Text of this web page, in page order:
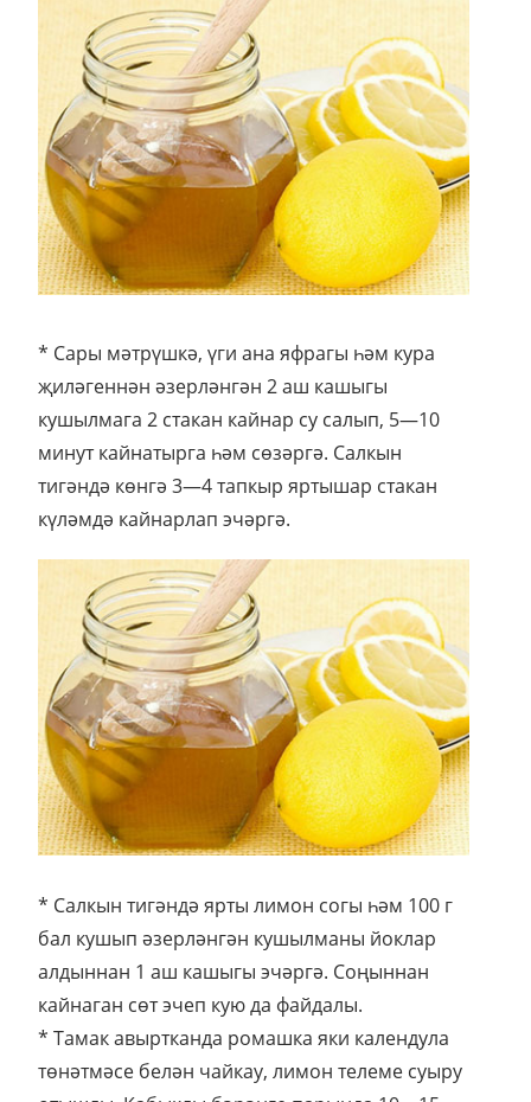
* Сары мәтрүшкә, үги ана яфрагы һәм кура
җиләгеннән әзерләнгән 2 аш кашыгы
кушылмага 2 стакан кайнар су салып, 5—10
минут кайнатырга һәм сөзәргә. Салкын
тигәндә көнгә 3—4 тапкыр яртышар стакан
күләмдә кайнарлап эчәргә.
* Салкын тигәндә ярты лимон согы һәм 100 г
бал кушып әзерләнгән кушылманы йоклар
алдыннан 1 аш кашыгы эчәргә. Соңыннан
кайнаган сөт эчеп кую да файдалы.
* Тамак авыртканда ромашка яки календула
төнәтмәсе белән чайкау, лимон телеме суыру